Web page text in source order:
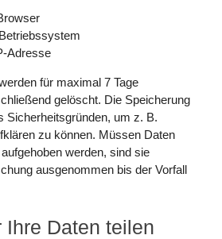
Adresse
für maximal 7 Tage
gelöscht. Die Speicherung
Sicherheitsgründen, um z. B.
zu können. Müssen Daten
werden, sind sie
ausgenommen bis der Vorfall
Ihre Daten teilen